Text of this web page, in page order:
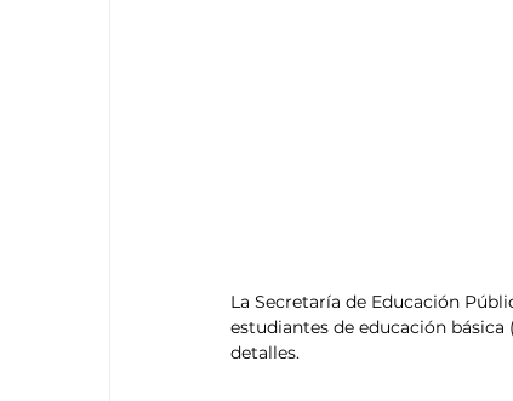
La Secretaría de Educación
estudiantes de educación
detalles.